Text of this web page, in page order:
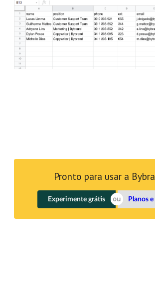
Pronto para usar a
Experimente grátis Planos